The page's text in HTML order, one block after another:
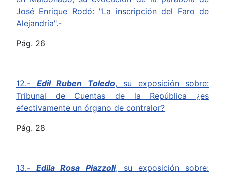
José Enrique Rodó: "La inscripción del Faro de
Alejandría".-
Pág. 26
12.- Edil Ruben Toledo, su exposición sobre:
Tribunal de Cuentas de la República ¿es
efectivamente un órgano de contralor?
Pág. 28
13.-Edila Rosa Piazzoli, su exposición sobre: